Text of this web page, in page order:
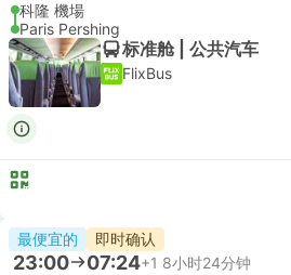
科隆 機場
Paris Pershing
标准舱 | 公共汽车
FlixBus
最便宜的 即时确认
23:00 07:24+1 8小时24分钟